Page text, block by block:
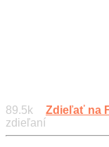
89.5k
zdieľaní
Zdieľať na